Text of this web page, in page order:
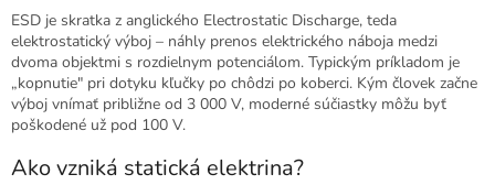
ESD je skratka z anglického Electrostatic Discharge, teda
elektrostatický výboj – náhly prenos elektrického náboja medzi
dvoma objektmi s rozdielnym potenciálom. Typickým príkladom je
„kopnutie" pri dotyku kľučky po chôdzi po koberci. Kým človek začne
výboj vnímať približne od 3 000 V, moderné súčiastky môžu byť
poškodené už pod 100 V.
Ako vzniká statická elektrina?